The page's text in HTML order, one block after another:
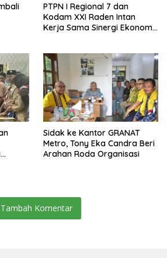
PTPN I Regional 7 dan
Kodam XXI Raden Intan
Kerja Sama Sinergi Ekonomi
‎Sidak ke Kantor GRANAT
Metro, Tony Eka Candra Beri
Arahan Roda Organisasi
Tambah Komentar